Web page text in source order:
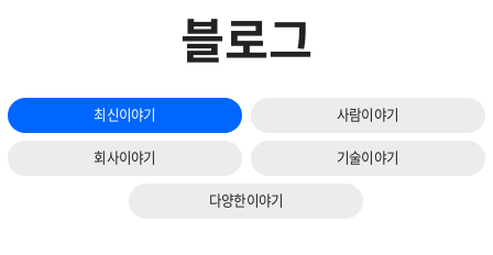
블로그
최신이야기 사람이야기
회사이야기 기술이야기
다양한이야기